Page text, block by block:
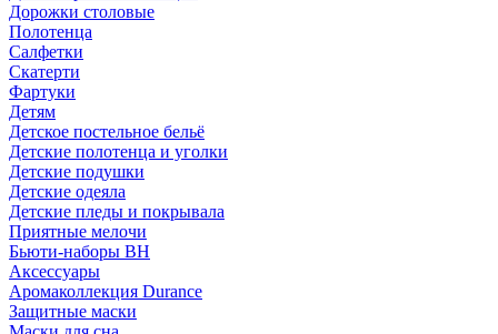
Дорожки столовые
Полотенца
Салфетки
Скатерти
Фартуки
Детям
Детское постельное бельё
Детские полотенца и уголки
Детские подушки
Детские одеяла
Детские пледы и покрывала
Приятные мелочи
Бьюти-наборы ВН
Аксессуары
Аромаколлекция Durance
Защитные маски